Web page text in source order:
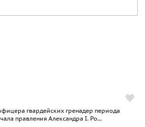
гвардейских гренадер периода
правления Александра I. Ро...